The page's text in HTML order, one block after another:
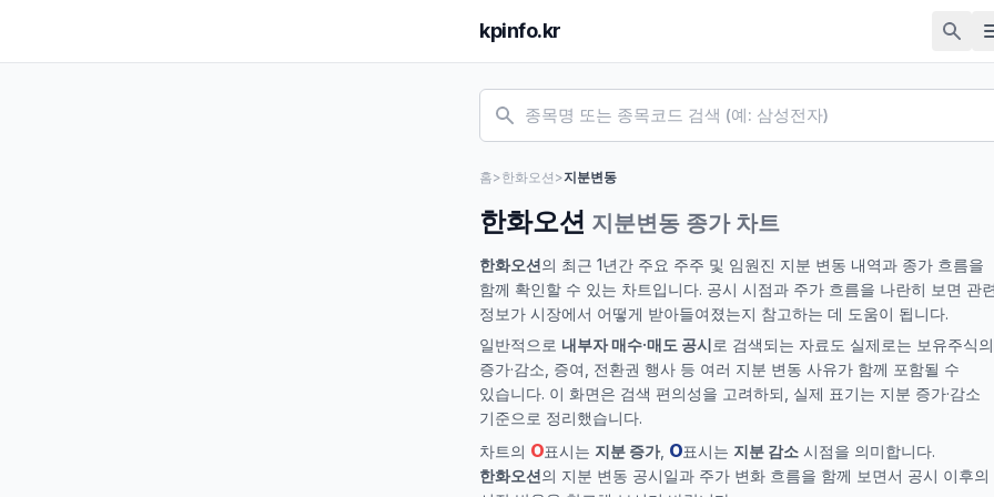
kpinfo.kr
홈>한화오션 >지분변동
한화오션 지분변동 종가 차트
한화오션의 최근 1년간 주요 주주 및 임원진 지분 변동 내역과 종가 흐름을
함께 확인할 수 있는 차트입니다. 공시 시점과 주가 흐름을 나란히 보면 관
정보가 시장에서 어떻게 받아들여졌는지 참고하는 데 도움이 됩니다.
일반적으로 내부자 매수·매도 공시로 검색되는 자료도 실제로는 보유주식의
증가·감소, 증여, 전환권 행사 등 여러 지분 변동 사유가 함께 포함될 수
있습니다. 이 화면은 검색 편의성을 고려하되, 실제 표기는 지분 증가·감소
기준으로 정리했습니다.
차트의 O표시는 지분 증가, O표시는 지분 감소 시점을 의미합니다.
한화오션의 지분 변동 공시일과 주가 변화 흐름을 함께 보면서 공시 이후의